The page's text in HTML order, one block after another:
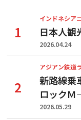
インドネシア
日本人観
2026.04.24
アジアン鉄道
新路線乗
ロックＭ
2026.05.29